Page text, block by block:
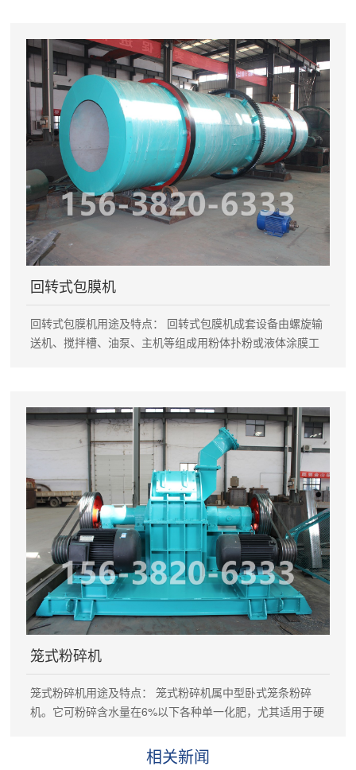
可靠，维修方便。原料适应性广，适用于复混肥料、医药、
化工、饲料等各种原料的造粒，产品成粒率高。能生产各种
浓度，多种类型（包括有机肥、无机肥、生物肥、磁化肥
等）复混肥。 挤压造粒机主要技术参数： 型号 DZJ15
DZJ22 DZJ30 DZJ45 颗粒规格（mm） Φ3.2-Φ30 Φ3.2-
Φ30 功率（Kw） 15 22 30 45 产量（吨/小时） 1-1.5 2-2.5
3-3.5 4-5
回转式包膜机
回转式包膜机用途及特点： 回转式包膜机成套设备由螺旋输
送机、搅拌槽、油泵、主机等组成用粉体扑粉或液体涂膜工
术参数： 规格 筒体 生产能力 功率 内径 长度 倾角 转速 mm
mm mm ( 0 ) r./mi t/h kw BM1200×4000 1200 4000 3 14
～5 5.5 BM1400×4000 1400 4000 13 ～7 7.5
BM1600×6000 1600 6000 12 ～15 11 BM1800×8000
1800 8000 12 ～30 15
笼式粉碎机
笼式粉碎机用途及特点： 笼式粉碎机属中型卧式笼条粉碎
机。它可粉碎含水量在6%以下各种单一化肥，尤其适用于硬
粉碎效果好，运转平稳，便于清理，是一铵、二铵、尿素等
相关新闻